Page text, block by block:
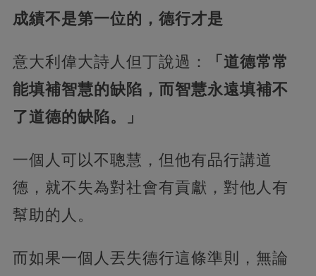
成績不是第一位的，德行才是
意大利偉大詩人但丁說過：
「道德常常
能填補智慧的缺陷，而智慧永遠填補不
了道德的缺陷。」
一個人可以不聰慧，但他有品行講道
德，就不失為對社會有貢獻，對他人有
幫助的人。
而如果一個人丟失德行這條準則，無論